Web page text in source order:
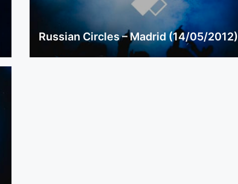
Russian Circles – Madrid (14/05/2012)